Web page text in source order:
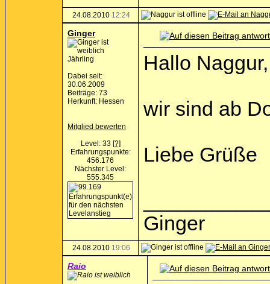
24.08.2010 12:24
Ginger
Jährling
Dabei seit:
30.06.2009
Beiträge: 73
Herkunft: Hessen
Mitglied bewerten
Level: 33 [?]
Erfahrungspunkte:
456.176
Nächster Level:
555.345
Hallo Naggur,
wir sind ab
Liebe Grüße
Ginger
24.08.2010 19:06
Raio